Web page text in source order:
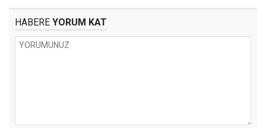
HABERE YORUM KAT